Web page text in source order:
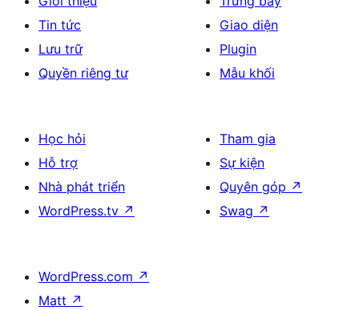
Tin tức
Lưu trữ
Quyền riêng tư
Giao diện
Plugin
Mẫu khối
Học hỏi
Hỗ trợ
Nhà phát triển
WordPress.tv ↗
Tham gia
Sự kiện
Quyên góp ↗
Swag ↗
WordPress.com ↗
Matt ↗